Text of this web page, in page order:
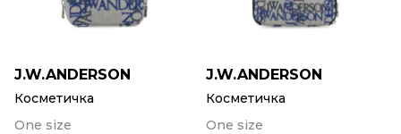
J.W.ANDERSON
Косметичка
One size
J.W.ANDERSON
Косметичка
One size